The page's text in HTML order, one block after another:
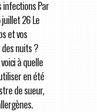
infections Par
26 Le
et vos
nuits ?
à quelle
en été
de sueur,